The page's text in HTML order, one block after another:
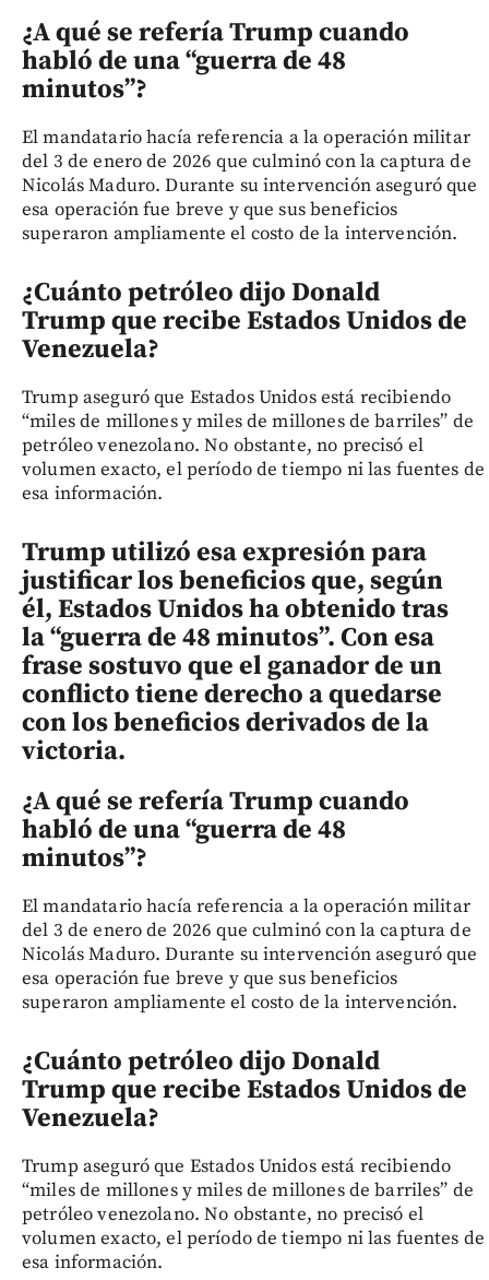
¿A qué se refería Trump cuando
habló de una “guerra de 48
minutos”?
El mandatario hacía referencia a la operación militar
del 3 de enero de 2026 que culminó con la captura de
Nicolás Maduro. Durante su intervención aseguró que
esa operación fue breve y que sus beneficios
superaron ampliamente el costo de la intervención.
¿Cuánto petróleo dijo Donald
Trump que recibe Estados Unidos de
Venezuela?
Trump aseguró que Estados Unidos está recibiendo
“miles de millones y miles de millones de barriles” de
petróleo venezolano. No obstante, no precisó el
volumen exacto, el período de tiempo ni las fuentes de
esa información.
Trump utilizó esa expresión para
justificar los beneficios que, según
él, Estados Unidos ha obtenido tras
la “guerra de 48 minutos”. Con esa
frase sostuvo que el ganador de un
conflicto tiene derecho a quedarse
con los beneficios derivados de la
victoria.
¿A qué se refería Trump cuando
habló de una “guerra de 48
minutos”?
El mandatario hacía referencia a la operación militar
del 3 de enero de 2026 que culminó con la captura de
Nicolás Maduro. Durante su intervención aseguró que
esa operación fue breve y que sus beneficios
superaron ampliamente el costo de la intervención.
¿Cuánto petróleo dijo Donald
Trump que recibe Estados Unidos de
Venezuela?
Trump aseguró que Estados Unidos está recibiendo
“miles de millones y miles de millones de barriles” de
petróleo venezolano. No obstante, no precisó el
volumen exacto, el período de tiempo ni las fuentes de
esa información.